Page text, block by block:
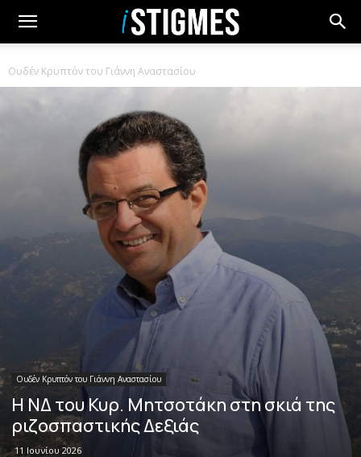
Ουδέν Κρυπτόν του Γιάννη Αναστασίου
Ουδέν Κρυπτόν του Γιάννη Αναστασίου
Η ΝΔ του Κυρ. Μητσοτάκη στη σκιά της
ριζοσπαστικής Δεξιάς
11 Ιουνίου 2026